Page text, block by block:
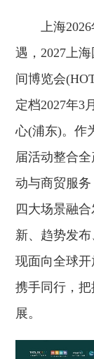
上海2026
遇，2027上
间博览会
定档2027年3
心(浦东)。作
届活动整合
动与商贸服
四大场景融
新、趋势发
现面向全球
携手同行，
展。